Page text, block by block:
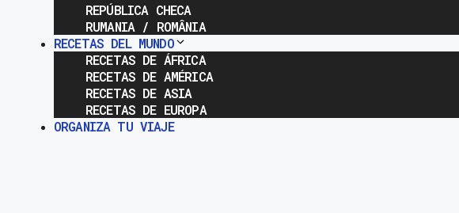
REPÚBLICA CHECA
RUMANIA / ROMÂNIA
RECETAS DEL MUNDO
RECETAS DE ÁFRICA
RECETAS DE AMÉRICA
RECETAS DE ASIA
RECETAS DE EUROPA
ORGANIZA TU VIAJE